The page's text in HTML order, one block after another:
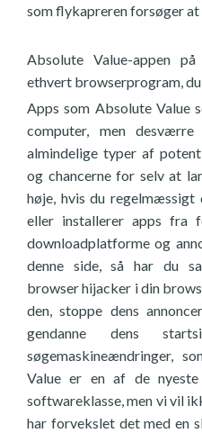
som flykapreren forsøger at
Absolute Value-appen
ethvert browserprogram,
Apps som Absolute Value
computer, men
almindelige typer af
og chancerne for selv at
høje, hvis du
eller installerer apps fra
downloadplatforme og
denne side, så har du
browser hijacker i din
den, stoppe dens
gendanne dens
søgemaskineændringer,
Value er en af de
softwareklasse, men vi vil
har forvekslet det med en